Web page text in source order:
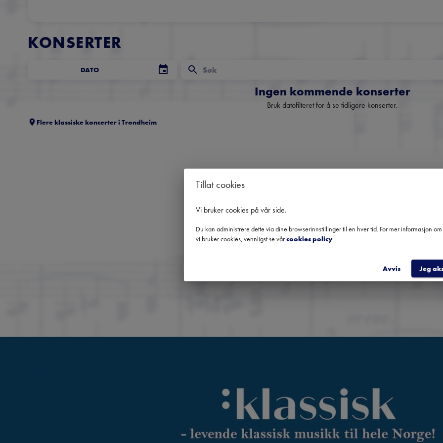
KONSERTER
DATO
Ingen kommende konserter
Bruk datofilteret for å se tidligere konserter.
Flere klassiske koncerter i Trondheim
Norges fremste nyhetsbrev
Få oversikt over kommende konserter, festivaler og utvalgte
fra hele landet.
Tillat cookies
Vi bruker cookies på vår side.
Du kan administrere dette via dine browserinnstillinger til en hver tid. For mer informasjon
vi bruker cookies, vennligst se vårcookies policy.
Avvis Jeg